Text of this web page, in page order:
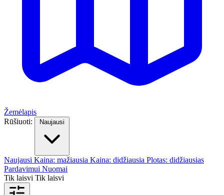
Žemėlapis
Rūšiuoti:
Naujausi
Naujausi Kaina: mažiausia Kaina: didžiausia Plotas: didžiausias
Pardavimui Nuomai
Tik laisvi Tik laisvi